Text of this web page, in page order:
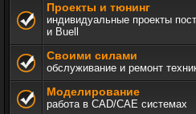
Проекты и тюнинг
индивидуальные проекты
и Buell
Своими силами
обслуживание и ремонт
Моделирование
работа в CAD/CAE системах